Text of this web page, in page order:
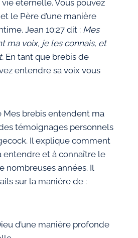
éternelle. Vous pouvez
le Père d’une manière
Jean 10:27 dit : Mes
ma voix, je les connais, et
En tant que brebis de
entendre sa voix vous
Mes brebis entendent ma
témoignages personnels
Il explique comment
entendre et à connaître le
nombreuses années. Il
sur la manière de :
d’une manière profonde